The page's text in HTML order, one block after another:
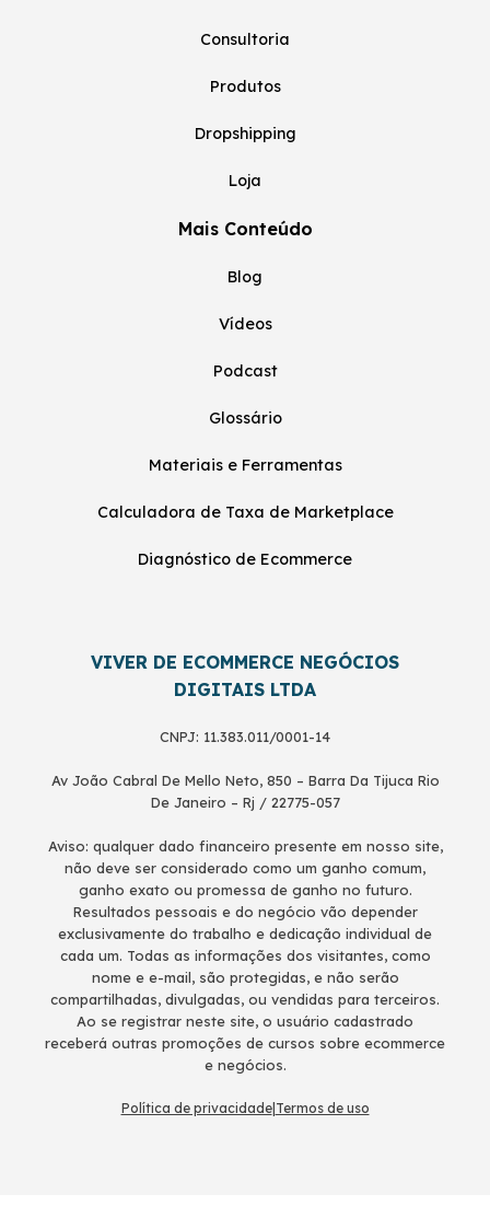
Consultoria
Produtos
Dropshipping
Loja
Mais Conteúdo
Blog
Vídeos
Podcast
Glossário
Materiais e Ferramentas
Calculadora de Taxa de Marketplace
Diagnóstico de Ecommerce
VIVER DE ECOMMERCE NEGÓCIOS
DIGITAIS LTDA
CNPJ: 11.383.011/0001-14
Av João Cabral De Mello Neto, 850 – Barra Da Tijuca Rio
De Janeiro – Rj / 22775-057
Aviso: qualquer dado financeiro presente em nosso site,
não deve ser considerado como um ganho comum,
ganho exato ou promessa de ganho no futuro.
Resultados pessoais e do negócio vão depender
exclusivamente do trabalho e dedicação individual de
cada um. Todas as informações dos visitantes, como
nome e e-mail, são protegidas, e não serão
compartilhadas, divulgadas, ou vendidas para terceiros.
Ao se registrar neste site, o usuário cadastrado
receberá outras promoções de cursos sobre ecommerce
e negócios.
Política de privacidade| Termos de uso